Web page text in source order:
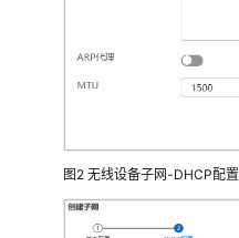
组
AR+交
换
机
图2 无线设备子网-DHCP配置